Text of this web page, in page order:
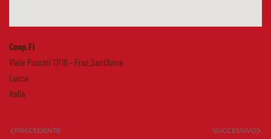
Coop.Fi
Viale Puccini 17/18 - Fraz.Sant'Anna
Lucca
Italia
PRECEDENTE SUCCESSIVO